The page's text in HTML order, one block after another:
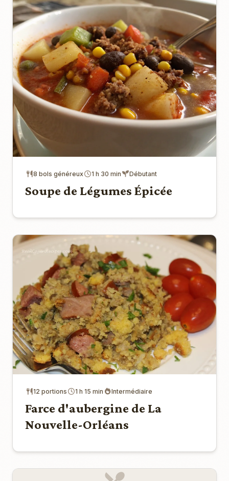
8 bols généreux 1 h 30 min Débutant
Soupe de Légumes Épicée
12 portions 1 h 15 min Intermédiaire
Farce d'aubergine de La
Nouvelle-Orléans